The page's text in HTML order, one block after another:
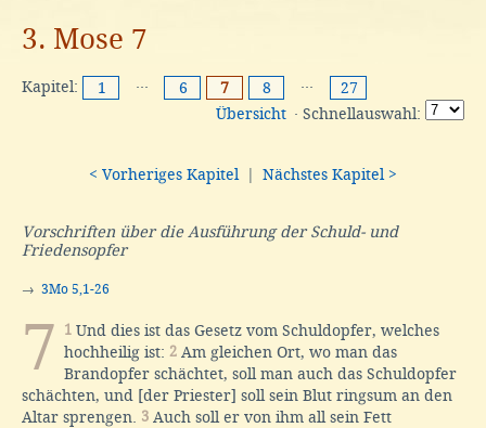
3. Mose 7
Kapitel: 1 ··· 6 7 8 ···
27
Übersicht · Schnellauswahl:
< Vorheriges Kapitel Nächstes Kapitel >
Vorschriften über die Ausführung der Schuld- und
Friedensopfer
→ 3Mo 5,1-26
7 1 Und dies ist das Gesetz vom Schuldopfer, welches
hochheilig ist: 2 Am gleichen Ort, wo man das
Brandopfer schächtet, soll man auch das Schuldopfer
schächten, und [der Priester] soll sein Blut ringsum an den
Altar sprengen. 3 Auch soll er von ihm all sein Fett